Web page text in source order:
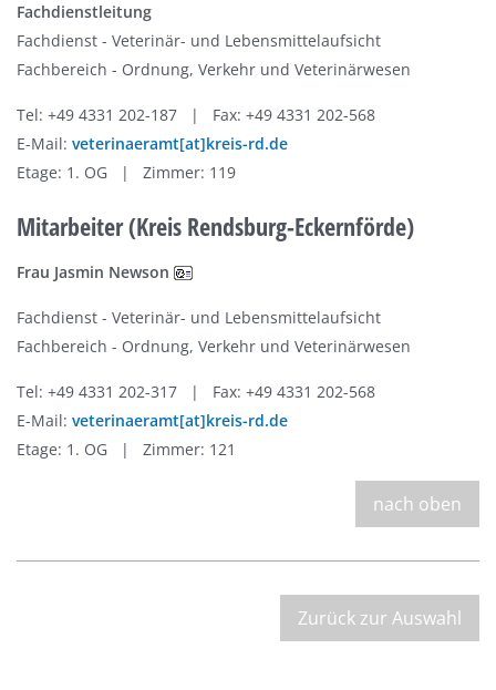
Fachdienstleitung
Fachdienst - Veterinär- und Lebensmittelaufsicht
Fachbereich - Ordnung, Verkehr und Veterinärwesen
Tel: +49 4331 202-187 | Fax: +49 4331 202-568
E-Mail: veterinaeramt[at]kreis-rd.de
Etage: 1. OG | Zimmer: 119
Mitarbeiter (Kreis Rendsburg-Eckernförde)
Frau Jasmin Newson
Fachdienst - Veterinär- und Lebensmittelaufsicht
Fachbereich - Ordnung, Verkehr und Veterinärwesen
Tel: +49 4331 202-317 | Fax: +49 4331 202-568
E-Mail: veterinaeramt[at]kreis-rd.de
Etage: 1. OG | Zimmer: 121
nach oben
Zurück zur Auswahl